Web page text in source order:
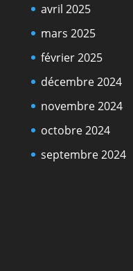
avril 2025
mars 2025
février 2025
décembre 2024
novembre 2024
octobre 2024
septembre 2024